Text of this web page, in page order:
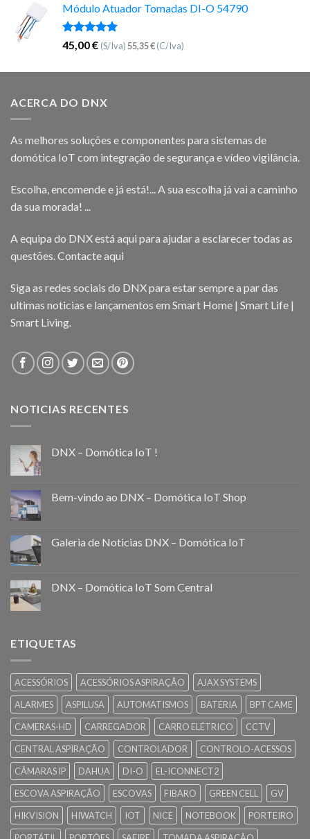
Módulo Atuador Tomadas DI-O 54790
Avaliação
5.00
de 5
45,00€ (S/Iva)55,35€(C/Iva)
ACERCA DO DNX
As melhores soluções e componentes para sistemas de
domótica IoT com integração de segurança e vídeo vigilância.
Escolha, encomende e já está!... A sua escolha já vai a caminho
da sua morada! ...
A equipa do DNX está aqui para ajudar a esclarecer todas as
questões. Contacte aqui
Siga as redes sociais do DNX para estar sempre a par das
ultimas noticias e lançamentos em Smart Home | Smart Life |
Smart Living.
NOTICIAS RECENTES
DNX – Domótica IoT !
Bem-vindo ao DNX – Domótica IoT Shop
Galeria de Noticias DNX – Domótica IoT
DNX – Domótica IoT Som Central
ETIQUETAS
ACESSÓRIOS ACESSÓRIOS ASPIRAÇÃO
AJAX SYSTEMS
ALARMES
ASPILUSA AUTOMATISMOS BATERIA
BPT CAME
CAMERAS-HD
CARREGADOR CARRO ELÉTRICO
CCTV
CENTRAL ASPIRAÇÃO
CONTROLADOR
CONTROLO-ACESSOS
CÂMARAS IP
DAHUA DI-O
EL-ICONNECT2
ESCOVA ASPIRAÇÃO
ESCOVAS FIBARO GREEN CELL
GV
HIKVISION
HIWATCH IOT NICE NOTEBOOK
PORTEIRO